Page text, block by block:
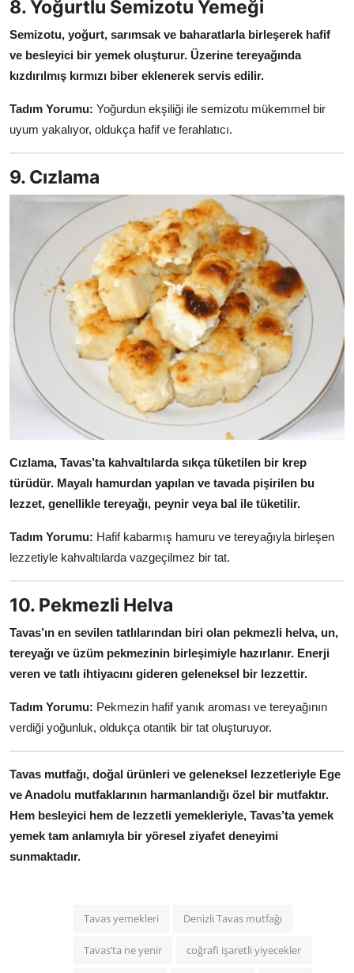
8. Yoğurtlu Semizotu Yemeği
Semizotu, yoğurt, sarımsak ve baharatlarla birleşerek hafif
ve besleyici bir yemek oluşturur. Üzerine tereyağında
kızdırılmış kırmızı biber eklenerek servis edilir.
Tadım Yorumu: Yoğurdun ekşiliği ile semizotu mükemmel bir
uyum yakalıyor, oldukça hafif ve ferahlatıcı.
9. Cızlama
Cızlama, Tavas’ta kahvaltılarda sıkça tüketilen bir krep
türüdür. Mayalı hamurdan yapılan ve tavada pişirilen bu
lezzet, genellikle tereyağı, peynir veya bal ile tüketilir.
Tadım Yorumu: Hafif kabarmış hamuru ve tereyağıyla birleşen
lezzetiyle kahvaltılarda vazgeçilmez bir tat.
10. Pekmezli Helva
Tavas’ın en sevilen tatlılarından biri olan pekmezli helva, un,
tereyağı ve üzüm pekmezinin birleşimiyle hazırlanır. Enerji
veren ve tatlı ihtiyacını gideren geleneksel bir lezzettir.
Tadım Yorumu: Pekmezin hafif yanık aroması ve tereyağının
verdiği yoğunluk, oldukça otantik bir tat oluşturuyor.
Tavas mutfağı, doğal ürünleri ve geleneksel lezzetleriyle Ege
ve Anadolu mutfaklarının harmanlandığı özel bir mutfaktır.
Hem besleyici hem de lezzetli yemekleriyle, Tavas’ta yemek
yemek tam anlamıyla bir yöresel ziyafet deneyimi
sunmaktadır.
Tavas yemekleri Denizli Tavas mutfağı
Tavas’ta ne yenir coğrafi işaretli yiyecekler